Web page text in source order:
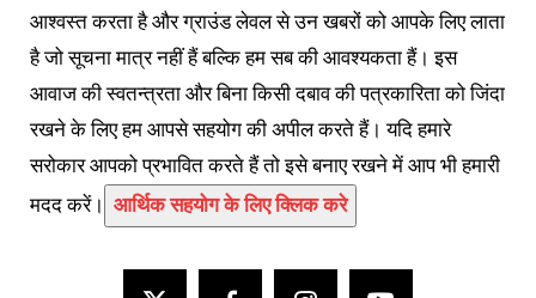
आश्वस्त करता है और ग्राउंड लेवल से उन खबरों को आपके लिए लाता
है जो सूचना मात्र नहीं हैं बल्कि हम सब की आवश्यकता हैं। इस
आवाज की स्वतन्त्रता और बिना किसी दबाव की पत्रकारिता को जिंदा
रखने के लिए हम आपसे सहयोग की अपील करते हैं। यदि हमारे
सरोकार आपको प्रभावित करते हैं तो इसे बनाए रखने में आप भी हमारी
मदद करें। आर्थिक सहयोग के लिए क्लिक करे